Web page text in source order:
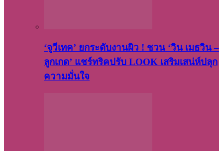
‘จูวีเทค’ ยกระดับงานผิว ! ชวน ‘วิน เมธวิน –
ลูกเกด’ แชร์ทริคปรับ LOOK เสริมเสน่ห์ปลุก
ความมั่นใจ